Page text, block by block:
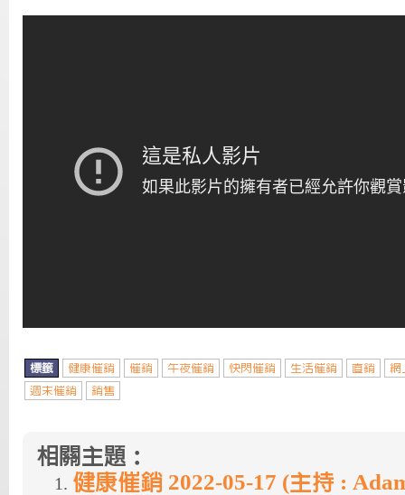
標籤 健康催銷 催銷 午夜催銷 快閃催銷 生活催銷 直銷
網
週末催銷
銷售
相關主題：
健康催銷 2022-05-17 (主持 :